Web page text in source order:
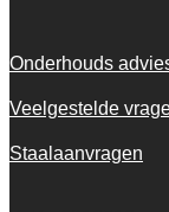
Onderhouds
Veelgestelde
Staalaanvragen